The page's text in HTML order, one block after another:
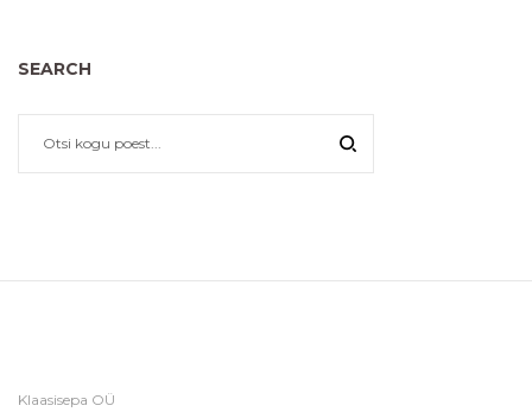
SEARCH
Klaasisepa OÜ